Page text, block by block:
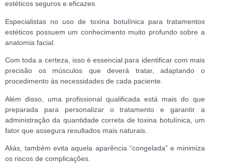
estéticos seguros e eficazes.
Especialistas no uso de toxina botulínica para tratamentos
estéticos possuem um conhecimento muito profundo sobre a
anatomia facial.
Com toda a certeza, isso é essencial para identificar com mais
precisão os músculos que deverá tratar, adaptando o
procedimento às necessidades de cada paciente.
Além disso, uma profissional qualificada está mais do que
preparada para personalizar o tratamento e garantir a
administração da quantidade correta de toxina botulínica, um
fator que assegura resultados mais naturais.
Aliás, também evita aquela aparência “congelada” e minimiza
os riscos de complicações.